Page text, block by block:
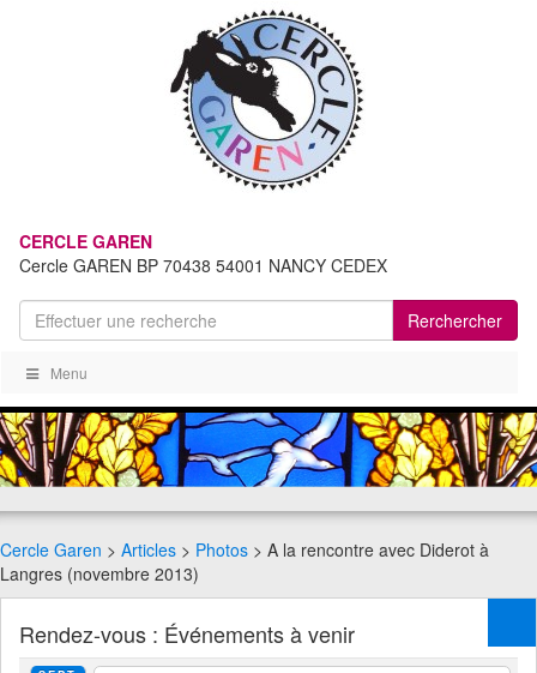
CERCLE GAREN
Cercle GAREN BP 70438 54001 NANCY CEDEX
Rerchercher
Menu
Cercle Garen > Articles > Photos > A la rencontre avec Diderot à
Langres (novembre 2013)
Rendez-vous : Événements à venir